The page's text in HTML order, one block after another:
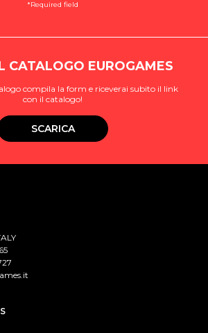
*Required field
CATALOGO EUROGAMES
compila la form e riceverai subito il link
con il catalogo!
SCARICA